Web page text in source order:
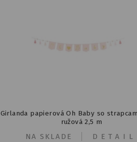
Girlanda papierová Oh Baby so
ružová 2,5 m
DETAIL
NA SKLADE